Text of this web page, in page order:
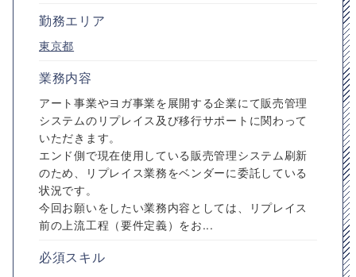
勤務エリア
東京都
業務内容
アート事業やヨガ事業を展開する企業にて販売管理
システムのリプレイス及び移行サポートに関わって
いただきます。
エンド側で現在使用している販売管理システム刷新
のため、リプレイス業務をベンダーに委託している
状況です。
今回お願いをしたい業務内容としては、リプレイス
前の上流工程（要件定義）をお...
必須スキル